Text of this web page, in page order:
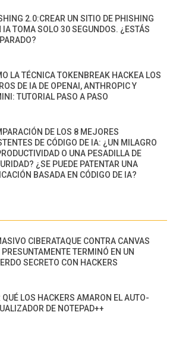
2.0:CREAR UN SITIO DE PHISHING
IA TOMA SOLO 30 SEGUNDOS. ¿ESTÁS
LA TÉCNICA TOKENBREAK HACKEA LOS
DE IA DE OPENAI, ANTHROPIC Y
TUTORIAL PASO A PASO
DE LOS 8 MEJORES
DE CÓDIGO DE IA: ¿UN MILAGRO
O UNA PESADILLA DE
¿SE PUEDE PATENTAR UNA
BASADA EN CÓDIGO DE IA?
CIBERATAQUE CONTRA CANVAS
PRESUNTAMENTE TERMINÓ EN UN
SECRETO CON HACKERS
QUÉ LOS HACKERS AMARON EL AUTO-
DE NOTEPAD++